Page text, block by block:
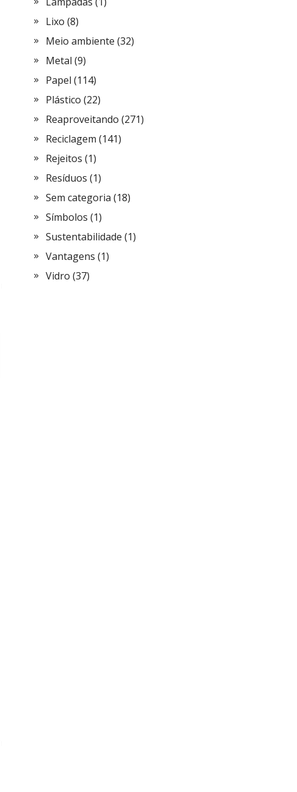
Lixo (8)
Meio ambiente (32)
Metal (9)
Papel (114)
Plástico (22)
Reaproveitando (271)
Reciclagem (141)
Rejeitos (1)
Resíduos (1)
Sem categoria (18)
Símbolos (1)
Sustentabilidade (1)
Vantagens (1)
Vidro (37)